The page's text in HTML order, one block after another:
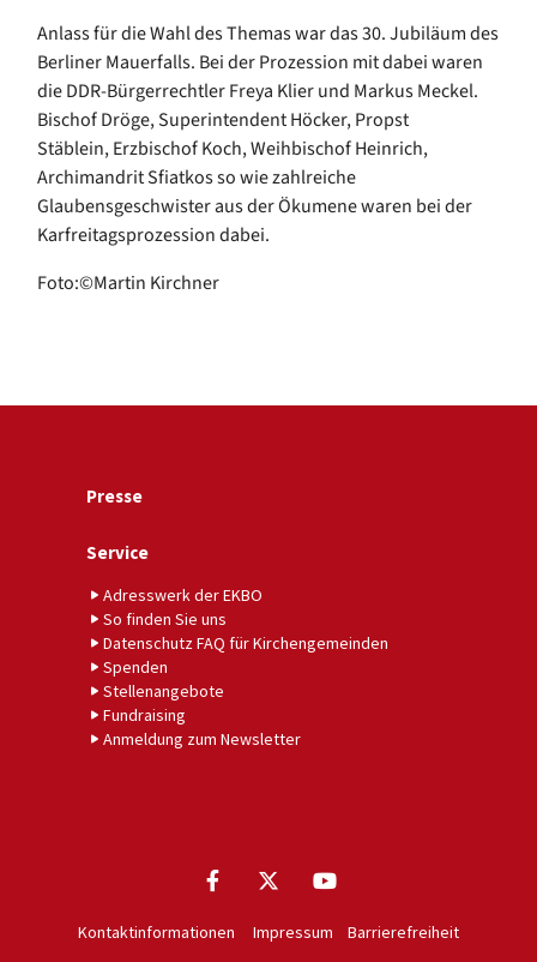
Anlass für die Wahl des Themas war das 30. Jubiläum des
Berliner Mauerfalls. Bei der Prozession mit dabei waren
die DDR-Bürgerrechtler Freya Klier und Markus Meckel.
Bischof Dröge, Superintendent Höcker, Propst
Stäblein, Erzbischof Koch, Weihbischof Heinrich,
Archimandrit Sfiatkos so wie zahlreiche
Glaubensgeschwister aus der Ökumene waren bei der
Karfreitagsprozession dabei.
Foto:©Martin Kirchner
Presse
Service
Adresswerk der EKBO
So finden Sie uns
Datenschutz FAQ für Kirchengemeinden
Spenden
Stellenangebote
Fundraising
Anmeldung zum Newsletter
Kontaktinformationen Impressum Barrierefreiheit